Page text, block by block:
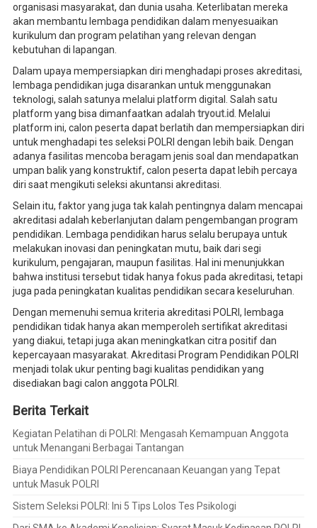
organisasi masyarakat, dan dunia usaha. Keterlibatan mereka
akan membantu lembaga pendidikan dalam menyesuaikan
kurikulum dan program pelatihan yang relevan dengan
kebutuhan di lapangan.
Dalam upaya mempersiapkan diri menghadapi proses akreditasi,
lembaga pendidikan juga disarankan untuk menggunakan
teknologi, salah satunya melalui platform digital. Salah satu
platform yang bisa dimanfaatkan adalah tryout.id. Melalui
platform ini, calon peserta dapat berlatih dan mempersiapkan diri
untuk menghadapi tes seleksi POLRI dengan lebih baik. Dengan
adanya fasilitas mencoba beragam jenis soal dan mendapatkan
umpan balik yang konstruktif, calon peserta dapat lebih percaya
diri saat mengikuti seleksi akuntansi akreditasi.
Selain itu, faktor yang juga tak kalah pentingnya dalam mencapai
akreditasi adalah keberlanjutan dalam pengembangan program
pendidikan. Lembaga pendidikan harus selalu berupaya untuk
melakukan inovasi dan peningkatan mutu, baik dari segi
kurikulum, pengajaran, maupun fasilitas. Hal ini menunjukkan
bahwa institusi tersebut tidak hanya fokus pada akreditasi, tetapi
juga pada peningkatan kualitas pendidikan secara keseluruhan.
Dengan memenuhi semua kriteria akreditasi POLRI, lembaga
pendidikan tidak hanya akan memperoleh sertifikat akreditasi
yang diakui, tetapi juga akan meningkatkan citra positif dan
kepercayaan masyarakat. Akreditasi Program Pendidikan POLRI
menjadi tolak ukur penting bagi kualitas pendidikan yang
disediakan bagi calon anggota POLRI.
Berita Terkait
Kegiatan Pelatihan di POLRI: Mengasah Kemampuan Anggota
untuk Menangani Berbagai Tantangan
Biaya Pendidikan POLRI Perencanaan Keuangan yang Tepat
untuk Masuk POLRI
Sistem Seleksi POLRI: Ini 5 Tips Lolos Tes Psikologi